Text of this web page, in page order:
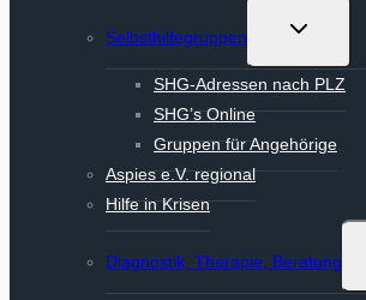
Selbsthilfegruppen
Untermenü
SHG-Adressen nach PLZ
SHG’s Online
Gruppen für Angehörige
Aspies e.V. regional
Hilfe in Krisen
Diagnostik, Therapie, Beratung